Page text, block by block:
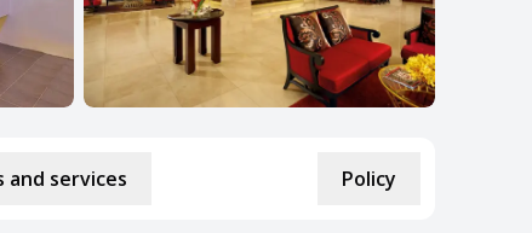
and services Policy